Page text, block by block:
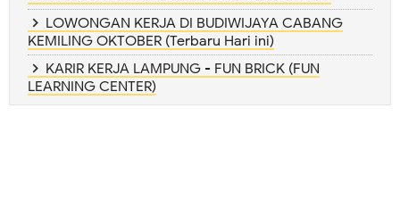
LOWONGAN KERJA DI BUDIWIJAYA CABANG
KEMILING OKTOBER (Terbaru Hari ini)
KARIR KERJA LAMPUNG - FUN BRICK (FUN
LEARNING CENTER)